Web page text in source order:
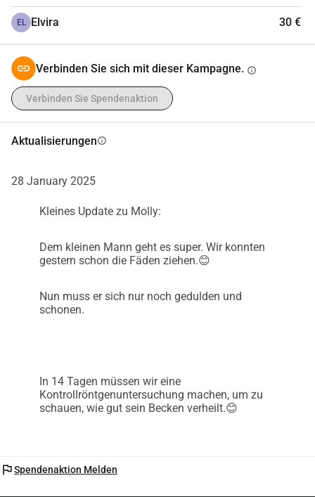
EL Elvira 30 €
Verbinden Sie sich mit dieser Kampagne. info
Verbinden Sie Spendenaktion
Aktualisierungeninfo
28 January 2025
Kleines Update zu Molly:
Dem kleinen Mann geht es super. Wir konnten
gestern schon die Fäden ziehen.😊
Nun muss er sich nur noch gedulden und
schonen.
In 14 Tagen müssen wir eine
Kontrollröntgenuntersuchung machen, um zu
schauen, wie gut sein Becken verheilt.😊
flagSpendenaktion Melden